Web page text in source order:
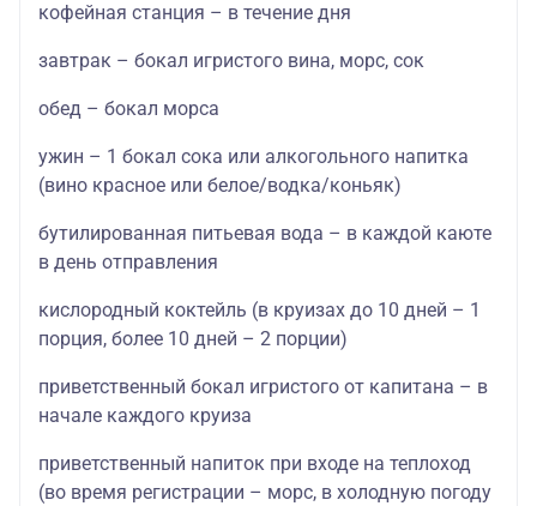
кофейная станция – в течение дня
завтрак – бокал игристого вина, морс, сок
обед – бокал морса
ужин – 1 бокал сока или алкогольного напитка
(вино красное или белое/водка/коньяк)
бутилированная питьевая вода – в каждой каюте
в день отправления
кислородный коктейль (в круизах до 10 дней – 1
порция, более 10 дней – 2 порции)
приветственный бокал игристого от капитана – в
начале каждого круиза
приветственный напиток при входе на теплоход
(во время регистрации – морс, в холодную погоду